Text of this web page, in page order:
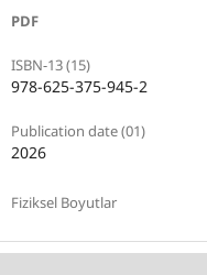
PDF
ISBN-13 (15)
978-625-375-945-2
Publication date (01)
2026
Fiziksel Boyutlar